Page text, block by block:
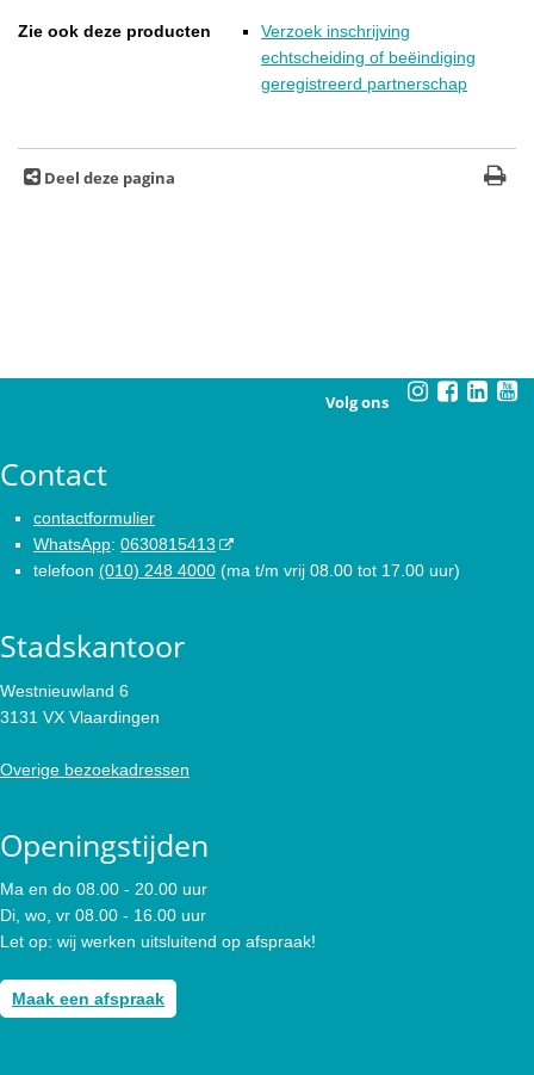
Zie ook deze producten
Verzoek inschrijving
echtscheiding of beëindiging
geregistreerd partnerschap
Deel deze pagina
Volg ons
Contact
contactformulier
WhatsApp: 0630815413
telefoon (010) 248 4000 (ma t/m vrij 08.00 tot 17.00 uur)
Stadskantoor
Westnieuwland 6
3131 VX Vlaardingen
Overige bezoekadressen
Openingstijden
Ma en do 08.00 - 20.00 uur
Di, wo, vr 08.00 - 16.00 uur
Let op: wij werken uitsluitend op afspraak!
Maak een afspraak